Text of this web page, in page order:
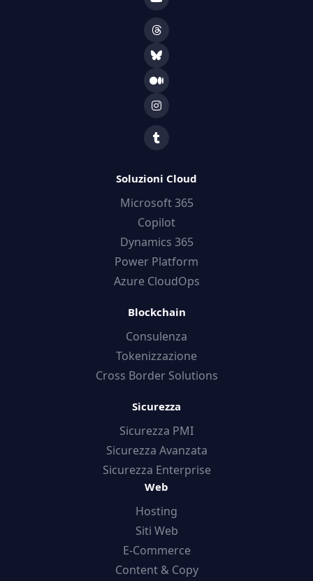
Soluzioni Cloud
Microsoft 365
Copilot
Dynamics 365
Power Platform
Azure CloudOps
Blockchain
Consulenza
Tokenizzazione
Cross Border Solutions
Sicurezza
Sicurezza PMI
Sicurezza Avanzata
Sicurezza Enterprise
Web
Hosting
Siti Web
E-Commerce
Content & Copy